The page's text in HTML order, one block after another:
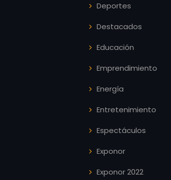
Deportes
Destacados
Educación
Emprendimiento
Energía
Entretenimiento
Espectáculos
Exponor
Exponor 2022